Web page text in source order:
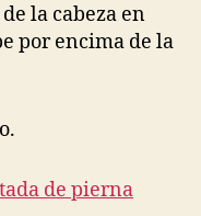
la cabeza en
por encima de la
de pierna